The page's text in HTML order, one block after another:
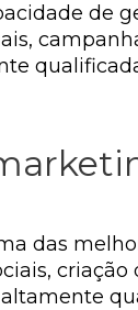
de
das
criação